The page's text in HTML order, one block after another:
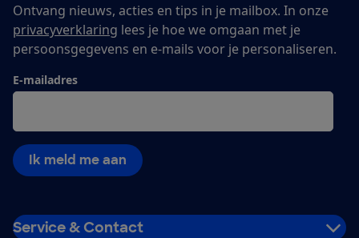
Ontvang nieuws, acties en tips in je mailbox. In onze
privacyverklaring lees je hoe we omgaan met je
persoonsgegevens en e-mails voor je personaliseren.
E-mailadres
Ik meld me aan
Service & Contact